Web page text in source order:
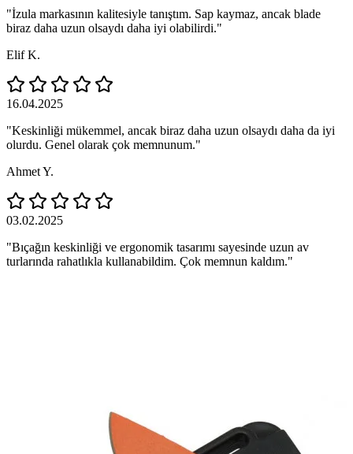
"İzula markasının kalitesiyle tanıştım. Sap kaymaz, ancak blade
biraz daha uzun olsaydı daha iyi olabilirdi."
Elif K.
16.04.2025
"Keskinliği mükemmel, ancak biraz daha uzun olsaydı daha da iyi
olurdu. Genel olarak çok memnunum."
Ahmet Y.
03.02.2025
"Bıçağın keskinliği ve ergonomik tasarımı sayesinde uzun av
turlarında rahatlıkla kullanabildim. Çok memnun kaldım."